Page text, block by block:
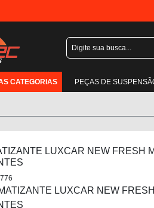
CATEGORIAS PEÇAS DE
LUXCAR NEW FRESH